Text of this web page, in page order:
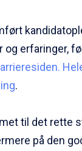
og erfaringer,
.
til det rette
på den